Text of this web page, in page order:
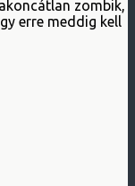
zombik,
erre meddig kell